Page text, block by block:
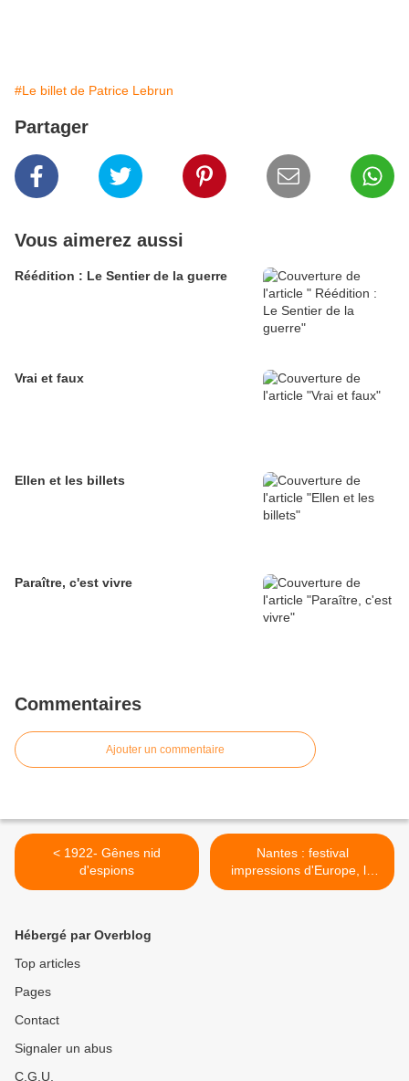
#Le billet de Patrice Lebrun
Partager
Vous aimerez aussi
Réédition : Le Sentier de la guerre
Vrai et faux
Ellen et les billets
Paraître, c'est vivre
Commentaires
Ajouter un commentaire
< 1922- Gênes nid
d'espions
Nantes : festival
impressions d'Europe, le
polar belge >
Hébergé par Overblog
Top articles
Pages
Contact
Signaler un abus
C.G.U.